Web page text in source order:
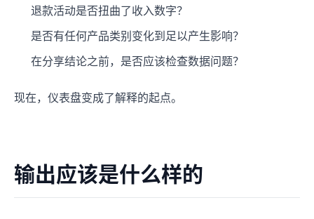
退款活动是否扭曲了收入数字？
是否有任何产品类别变化到足以产生影响？
在分享结论之前，是否应该检查数据问题？
现在，仪表盘变成了解释的起点。
输出应该是什么样的